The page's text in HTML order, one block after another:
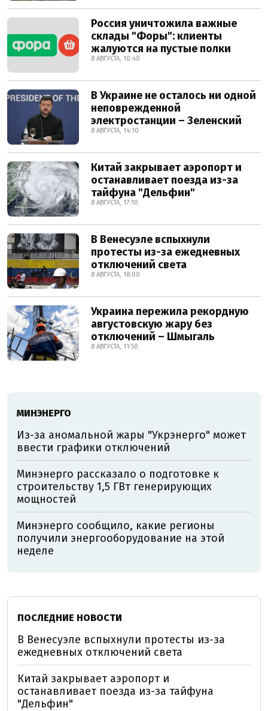
Россия уничтожила важные
склады "Форы": клиенты
жалуются на пустые полки
8 АВГУСТА, 10:40
В Украине не осталось ни одной
неповрежденной
электростанции – Зеленский
8 АВГУСТА, 14:10
Китай закрывает аэропорт и
останавливает поезда из-за
тайфуна "Дельфин"
8 АВГУСТА, 17:10
В Венесуэле вспыхнули
протесты из-за ежедневных
отключений света
8 АВГУСТА, 18:00
Украина пережила рекордную
августовскую жару без
отключений – Шмыгаль
8 АВГУСТА, 11:50
МИНЭНЕРГО
Из-за аномальной жары "Укрэнерго" может
ввести графики отключений
Минэнерго рассказало о подготовке к
строительству 1,5 ГВт генерирующих
мощностей
Минэнерго сообщило, какие регионы
получили энергооборудование на этой
неделе
ПОСЛЕДНИЕ НОВОСТИ
В Венесуэле вспыхнули протесты из-за
ежедневных отключений света
Китай закрывает аэропорт и
останавливает поезда из-за тайфуна
"Дельфин"